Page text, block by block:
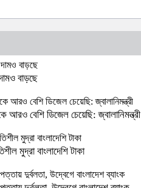
বাড়ছে
আরও বেশি ডিজেল চেয়েছি: জ্বালানিমন্ত্রী
মুদ্রা বাংলাদেশি টাকা